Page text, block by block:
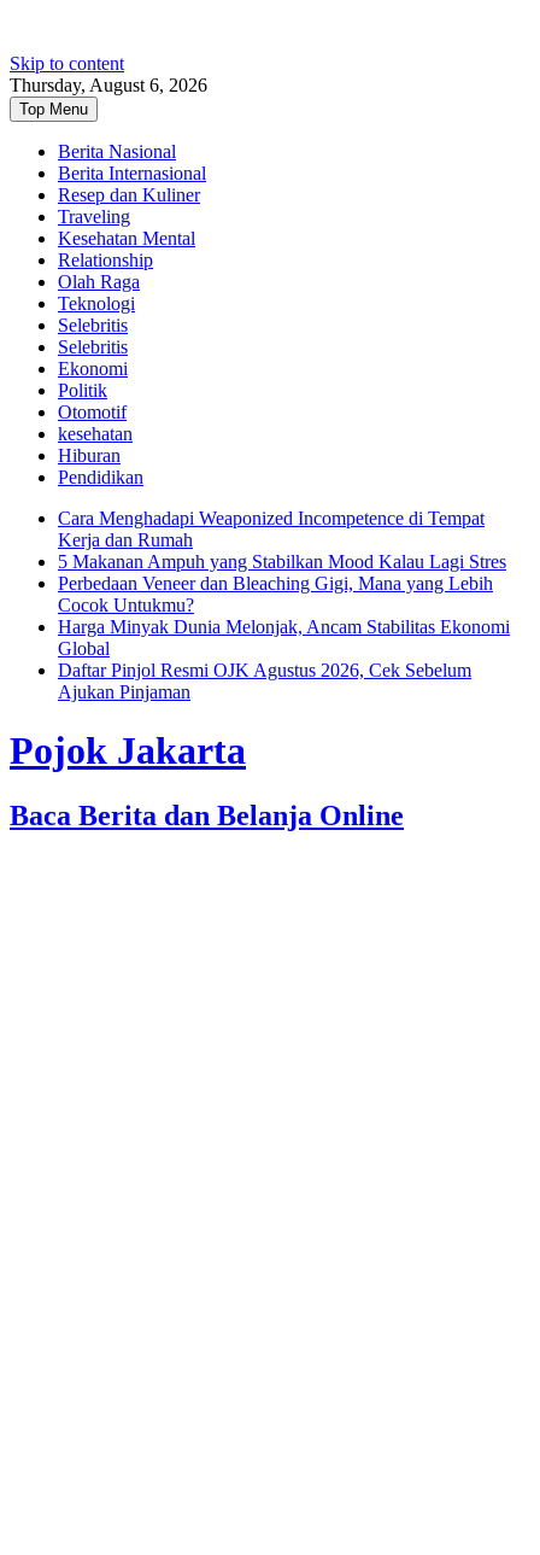
Skip to content
Thursday, August 6, 2026
Top Menu
Berita Nasional
Berita Internasional
Resep dan Kuliner
Traveling
Kesehatan Mental
Relationship
Olah Raga
Teknologi
Selebritis
Selebritis
Ekonomi
Politik
Otomotif
kesehatan
Hiburan
Pendidikan
Cara Menghadapi Weaponized Incompetence di Tempat
Kerja dan Rumah
5 Makanan Ampuh yang Stabilkan Mood Kalau Lagi Stres
Perbedaan Veneer dan Bleaching Gigi, Mana yang Lebih
Cocok Untukmu?
Harga Minyak Dunia Melonjak, Ancam Stabilitas Ekonomi
Global
Daftar Pinjol Resmi OJK Agustus 2026, Cek Sebelum
Ajukan Pinjaman
Pojok Jakarta
Baca Berita dan Belanja Online